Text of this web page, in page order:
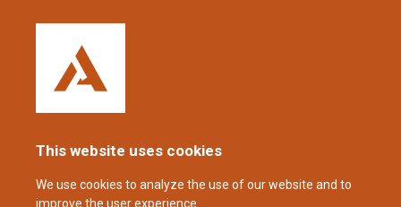
This website uses cookies
We use cookies to analyze the use of our website and to
improve the user experience.
Nederland
+31 (0)88 23 42 200
08.00 tot 16.00 uur (CET/CEST).
coppens@alltech.com